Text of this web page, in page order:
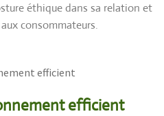
éthique dans sa relation et
consommateurs.
efficient